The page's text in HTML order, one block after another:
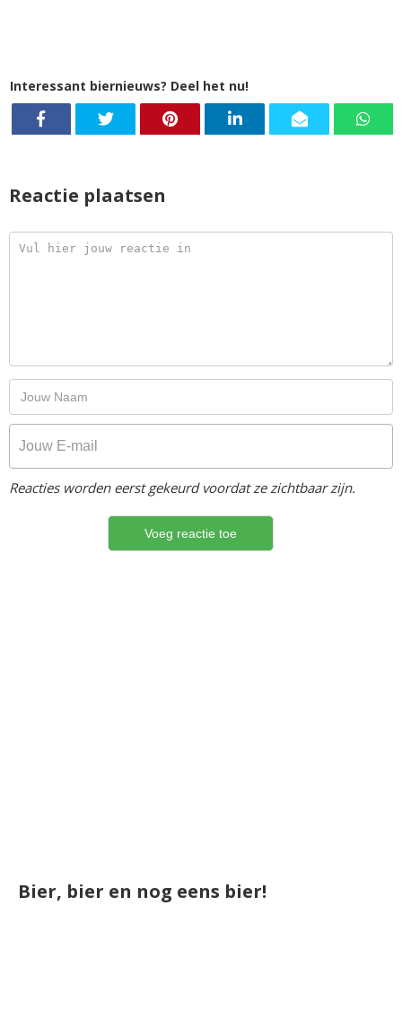
Interessant biernieuws? Deel het nu!
Reactie plaatsen
Reacties worden eerst gekeurd voordat ze zichtbaar zijn.
Bier, bier en nog eens bier!